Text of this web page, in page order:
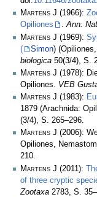
Martens J (1966):
Opiliones
.Ann.
Martens J (1969):
(
Simon)
biologica 50(3/4), S.
Martens J (1978):
Opiliones. VEB
Martens J (1983):
1879 (Arachnida:
(3/4), S. 265–296.
Martens J (2006):
Opiliones,
210.
Martens J (2011):
of three cryptic
Zootaxa 2783, S.